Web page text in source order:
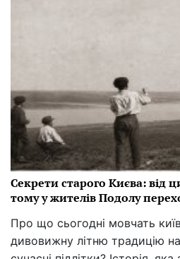
Секрети старого Києва: від
тому у жителів Подолу
Про що сьогодні мовчать
дивовижну літню традицію